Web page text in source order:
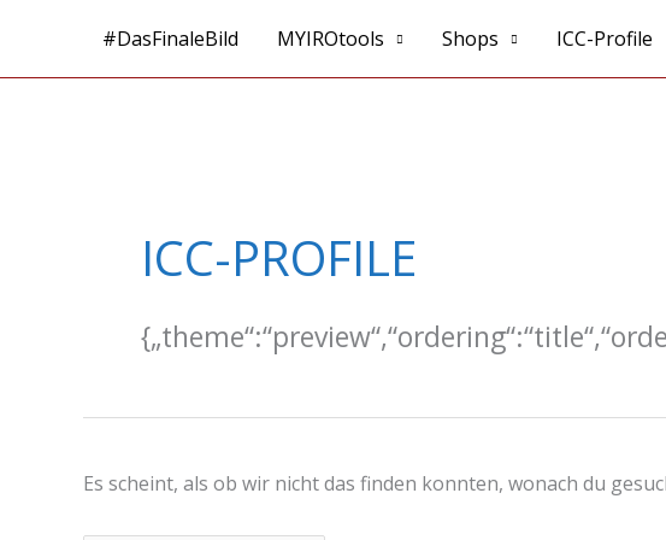
springen
#DasFinaleBild MYIROtools Shops ICC-Profile
ICC-PROFILE
Es scheint, als ob wir nicht das finden konnten, wonach du